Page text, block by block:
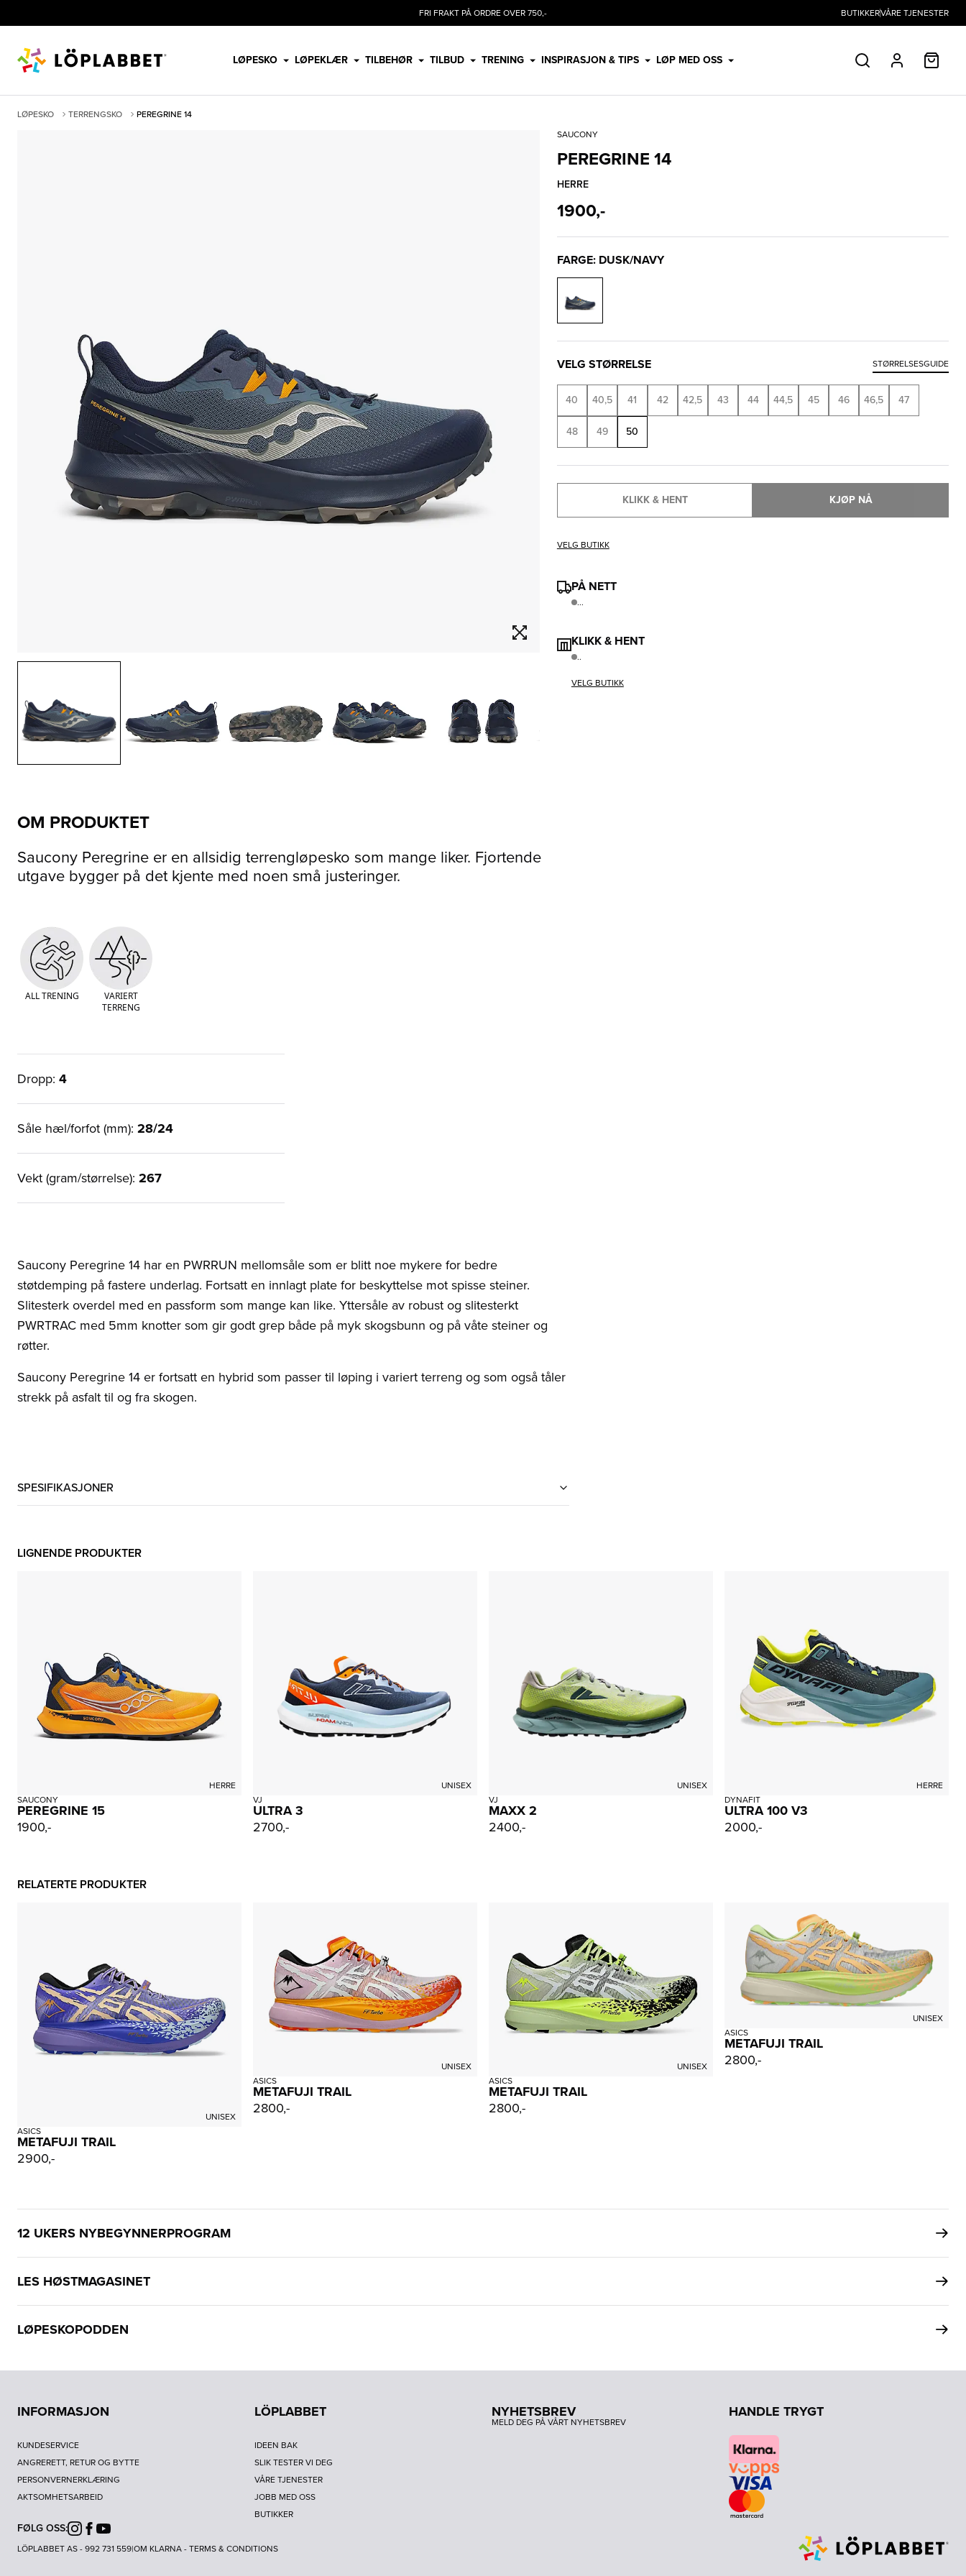
FRI FRAKT PÅ ORDRE OVER 750,- BUTIKKERVÅRE TJENESTER
LØPESKO LØPEKLÆR TILBEHØR TILBUD TRENING INSPIRASJON & TIPS LØP MED OSS SØK PROFIL
LØPESKO TERRENGSKO
PEREGRINE 14
SAUCONY
PEREGRINE 14
HERRE
1900,-
FARGE: DUSK/NAVY
VELG STØRRELSE STØRRELSESGUIDE
40 40,5 41 42 42,5 43 44 44,5 45 46 46,5 47
48 49 50
KLIKK & HENT KJØP NÅ
VELG BUTIKK
PÅ NETT
...
KLIKK & HENT
..
VELG BUTIKK
OM PRODUKTET
Saucony Peregrine er en allsidig terrengløpesko som mange liker. Fjortende
utgave bygger på det kjente med noen små justeringer.
ALL TRENING
VARIERT
TERRENG
Dropp: 4
Såle hæl/forfot (mm): 28/24
Vekt (gram/størrelse): 267
Saucony Peregrine 14 har en PWRRUN mellomsåle som er blitt noe mykere for bedre
støtdemping på fastere underlag. Fortsatt en innlagt plate for beskyttelse mot spisse steiner.
Slitesterk overdel med en passform som mange kan like. Yttersåle av robust og slitesterkt
PWRTRAC med 5mm knotter som gir godt grep både på myk skogsbunn og på våte steiner og
røtter.
Saucony Peregrine 14 er fortsatt en hybrid som passer til løping i variert terreng og som også tåler
strekk på asfalt til og fra skogen.
SPESIFIKASJONER
LIGNENDE PRODUKTER
HERRE
SAUCONY
PEREGRINE 15
1900,-
UNISEX
VJ
ULTRA 3
2700,-
UNISEX
VJ
MAXX 2
2400,-
HERRE
DYNAFIT
ULTRA 100 V3
2000,-
RELATERTE PRODUKTER
UNISEX
ASICS
METAFUJI TRAIL
2900,-
UNISEX
ASICS
METAFUJI TRAIL
2800,-
UNISEX
ASICS
METAFUJI TRAIL
2800,-
UNISEX
ASICS
METAFUJI TRAIL
2800,-
12 UKERS NYBEGYNNERPROGRAM
LES HØSTMAGASINET
LØPESKOPODDEN
INFORMASJON
KUNDESERVICE
ANGRERETT, RETUR OG BYTTE
PERSONVERNERKLÆRING
AKTSOMHETSARBEID
LÖPLABBET
IDEEN BAK
SLIK TESTER VI DEG
VÅRE TJENESTER
JOBB MED OSS
BUTIKKER
NYHETSBREV
MELD DEG PÅ VÅRT NYHETSBREV
HANDLE TRYGT
FØLG OSS:Instagram
Facebook
Youtube
LÖPLABBET AS - 992 731 559|OM KLARNA-TERMS & CONDITIONS